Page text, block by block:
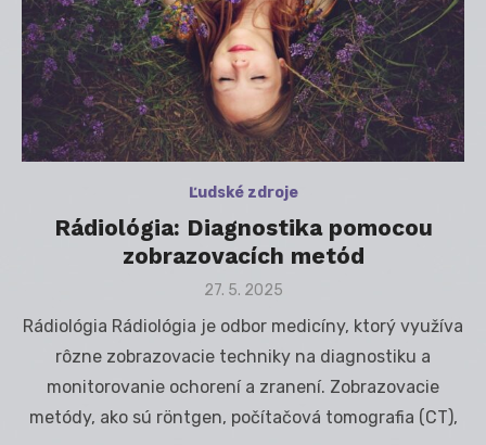
Ľudské zdroje
Rádiológia: Diagnostika pomocou
zobrazovacích metód
Posted
27. 5. 2025
Rádiológia Rádiológia je odbor medicíny, ktorý využíva
rôzne zobrazovacie techniky na diagnostiku a
monitorovanie ochorení a zranení. Zobrazovacie
metódy, ako sú röntgen, počítačová tomografia (CT),